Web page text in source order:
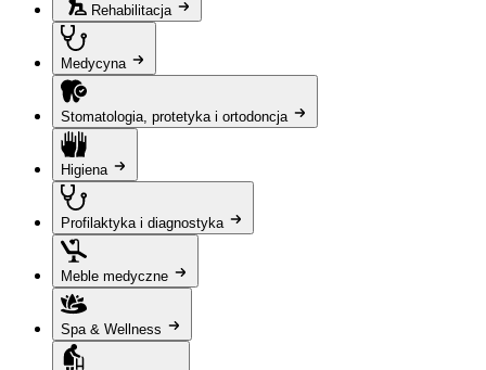
Rehabilitacja
Medycyna
Stomatologia, protetyka i ortodoncja
Higiena
Profilaktyka i diagnostyka
Meble medyczne
Spa & Wellness